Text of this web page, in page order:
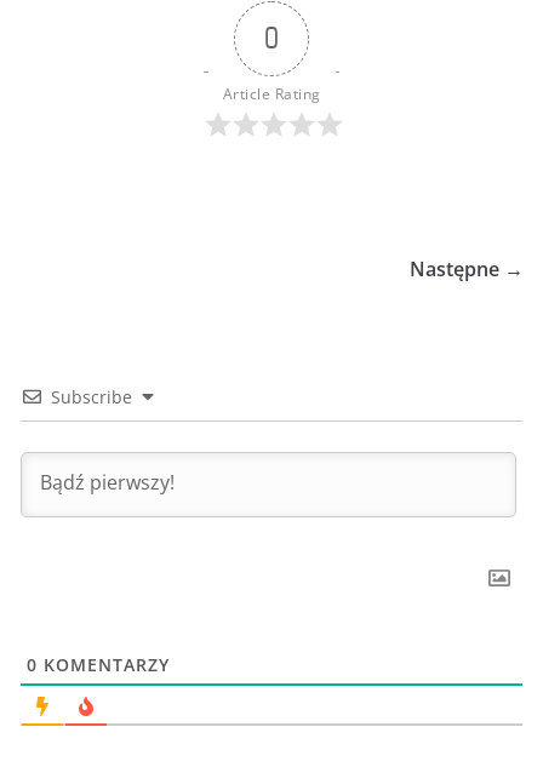
0
Article Rating
Następne →
Subscribe
0 KOMENTARZY